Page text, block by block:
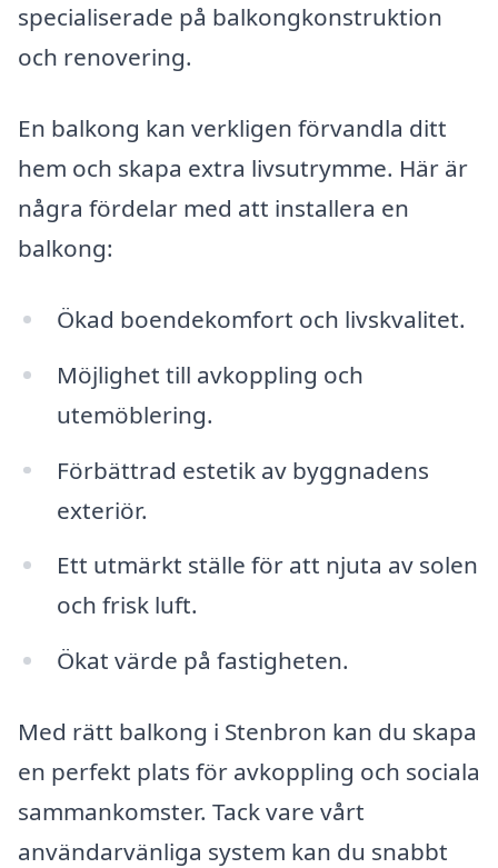
specialiserade på balkongkonstruktion
och renovering.
En balkong kan verkligen förvandla ditt
hem och skapa extra livsutrymme. Här är
några fördelar med att installera en
balkong:
Ökad boendekomfort och livskvalitet.
Möjlighet till avkoppling och
utemöblering.
Förbättrad estetik av byggnadens
exteriör.
Ett utmärkt ställe för att njuta av solen
och frisk luft.
Ökat värde på fastigheten.
Med rätt balkong i Stenbron kan du skapa
en perfekt plats för avkoppling och sociala
sammankomster. Tack vare vårt
användarvänliga system kan du snabbt